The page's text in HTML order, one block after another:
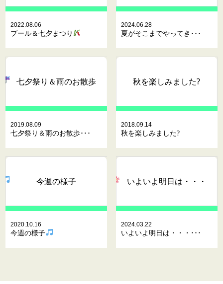
2022.08.06
プール＆七夕まつり
2024.06.28
夏がそこまでやってき･･･
七夕祭り＆雨のお散歩
2019.08.09
七夕祭り＆雨のお散歩･･･
秋を楽しみました?
2018.09.14
秋を楽しみました?
今週の様子
2020.10.16
今週の様子
いよいよ明日は・・・
2024.03.22
いよいよ明日は・・・･･･